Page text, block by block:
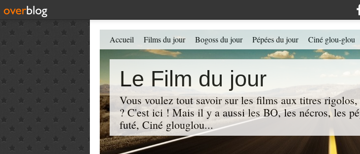
Le Film du jour
Vous voulez tout savoir sur les films aux titres rigolos,
? C'est ici ! Mais il y a aussi les BO, les nécros, les
futé, Ciné glouglou...
Accueil Films du jour Bogoss du jour Pépées du jour Ciné glou-glou